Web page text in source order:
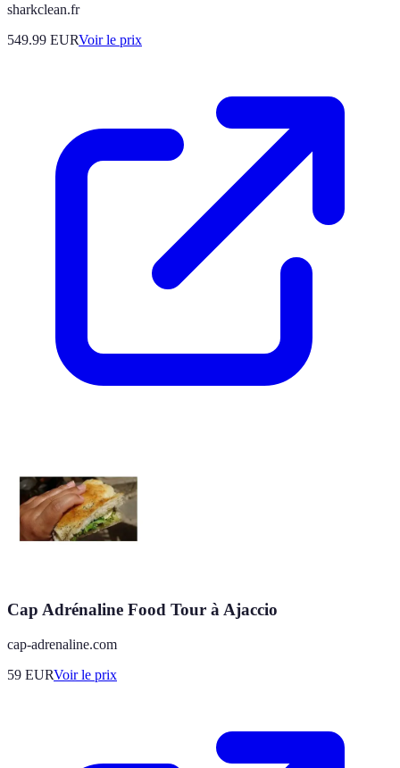
sharkclean.fr
549.99 EURVoir le prix
Cap Adrénaline Food Tour à Ajaccio
cap-adrenaline.com
59 EURVoir le prix